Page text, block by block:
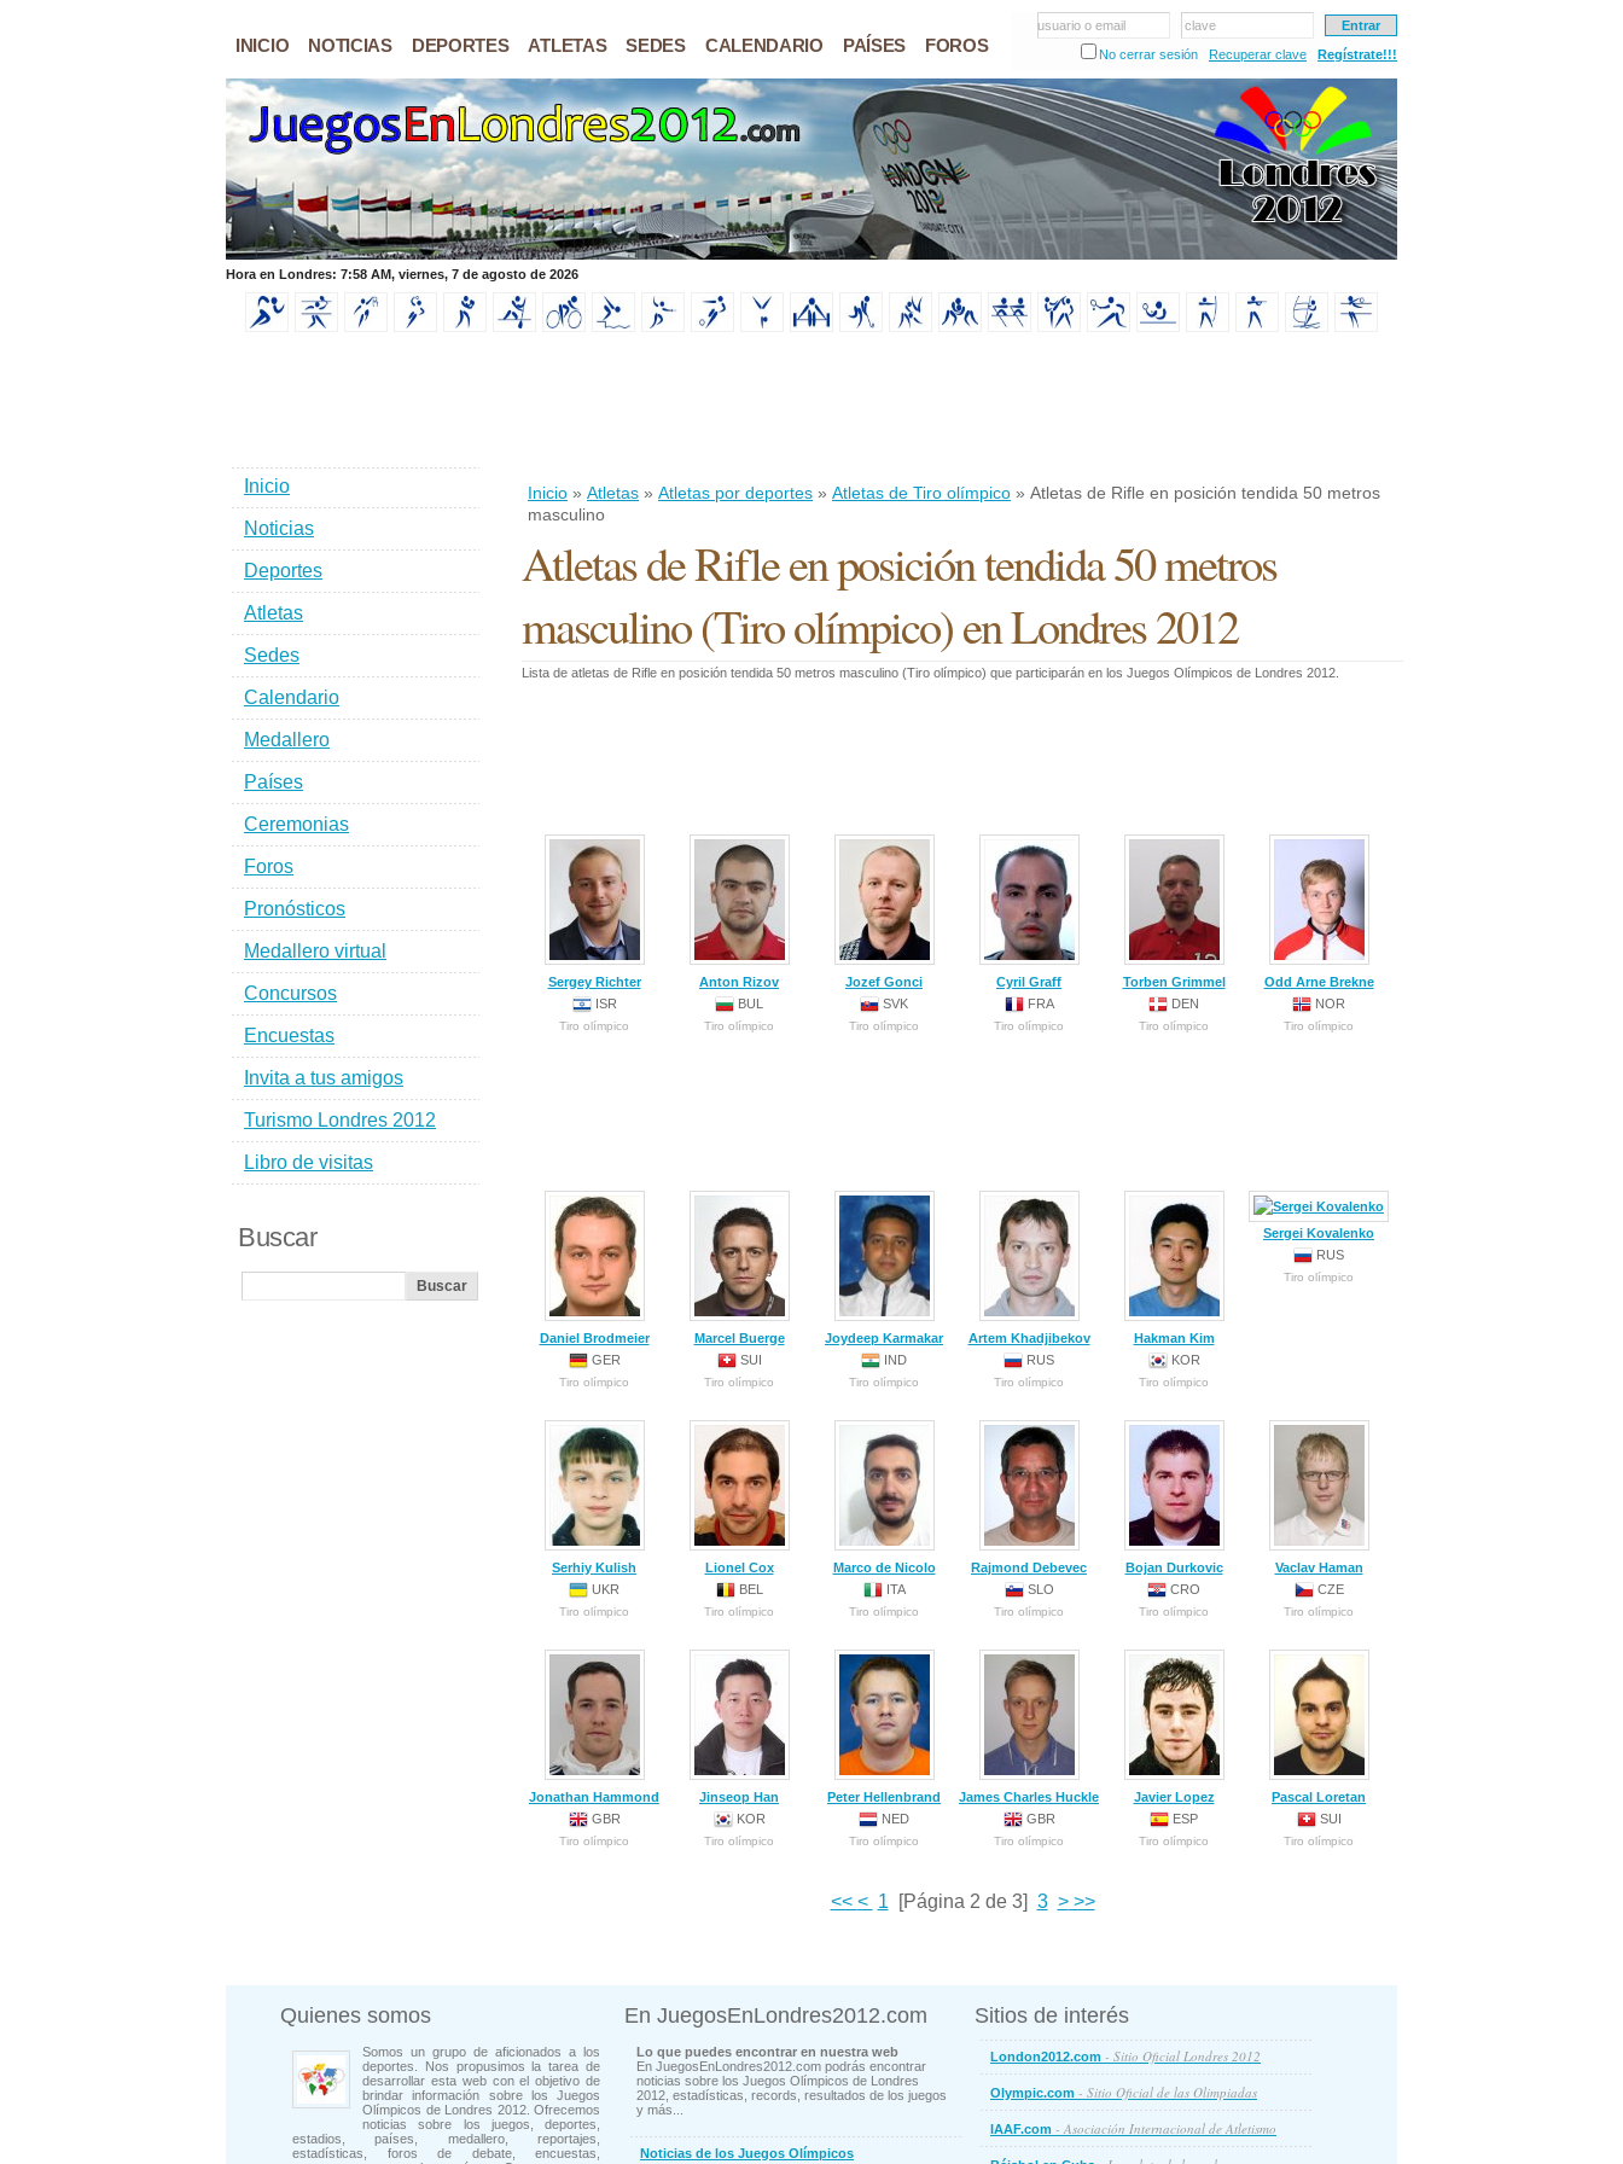
INICIO NOTICIAS DEPORTES ATLETAS SEDES CALENDARIO PAÍSES FOROS
usuario o email
clave
No cerrar sesión
Recuperar clave Regístrate!!!
Hora en Londres: 7:58 AM, viernes, 7 de agosto de 2026
Inicio » Atletas » Atletas por deportes » Atletas de Tiro olímpico » Atletas de Rifle en posición tendida 50 metros
masculino
Atletas de Rifle en posición tendida 50 metros
masculino (Tiro olímpico) en Londres 2012
Lista de atletas de Rifle en posición tendida 50 metros masculino (Tiro olímpico) que participarán en los Juegos Olímpicos de Londres 2012.
Sergey Richter
ISR
Tiro olímpico
Anton Rizov
BUL
Tiro olímpico
Jozef Gonci
SVK
Tiro olímpico
Cyril Graff
FRA
Tiro olímpico
Torben Grimmel
DEN
Tiro olímpico
Odd Arne Brekne
NOR
Tiro olímpico
Daniel Brodmeier
GER
Tiro olímpico
Marcel Buerge
SUI
Tiro olímpico
Joydeep Karmakar
IND
Tiro olímpico
Artem Khadjibekov
RUS
Tiro olímpico
Hakman Kim
KOR
Tiro olímpico
Sergei Kovalenko
RUS
Tiro olímpico
Serhiy Kulish
UKR
Tiro olímpico
Lionel Cox
BEL
Tiro olímpico
Marco de Nicolo
ITA
Tiro olímpico
Rajmond Debevec
SLO
Tiro olímpico
Bojan Durkovic
CRO
Tiro olímpico
Vaclav Haman
CZE
Tiro olímpico
Jonathan Hammond
GBR
Tiro olímpico
Jinseop Han
KOR
Tiro olímpico
Peter Hellenbrand
NED
Tiro olímpico
James Charles Huckle
GBR
Tiro olímpico
Javier Lopez
ESP
Tiro olímpico
Pascal Loretan
SUI
Tiro olímpico
<< < 1 [Página 2 de 3] 3 >>>
Inicio
Noticias
Deportes
Atletas
Sedes
Calendario
Medallero
Países
Ceremonias
Foros
Pronósticos
Medallero virtual
Concursos
Encuestas
Invita a tus amigos
Turismo Londres 2012
Libro de visitas
Buscar
Quienes somos
Somos un grupo de aficionados a los
deportes. Nos propusimos la tarea de
desarrollar esta web con el objetivo de
brindar información sobre los Juegos
Olímpicos de Londres 2012. Ofrecemos
noticias sobre los juegos, deportes,
estadios, países, medallero, reportajes,
estadísticas, foros de debate, encuestas,
En JuegosEnLondres2012.com
Lo que puedes encontrar en nuestra web
En JuegosEnLondres2012.com podrás encontrar
noticias sobre los Juegos Olímpicos de Londres
2012, estadísticas, records, resultados de los juegos
y más...
Noticias de los Juegos Olímpicos
Sitios de interés
London2012.com - Sitio Oficial Londres 2012
Olympic.com - Sitio Oficial de las Olimpiadas
IAAF.com - Asociación Internacional de Atletismo